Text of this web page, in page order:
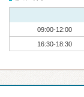
09:00-12:00
16:30-18:30